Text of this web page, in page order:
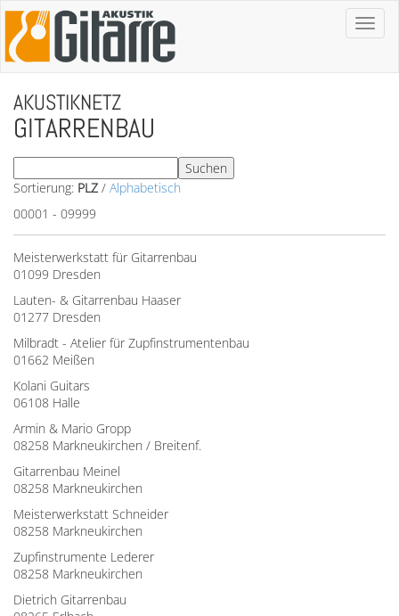
Toggle
AKUSTIKNETZ
GITARRENBAU
Sortierung: PLZ / Alphabetisch
00001 - 09999
Meisterwerkstatt für Gitarrenbau
01099 Dresden
Lauten- & Gitarrenbau Haaser
01277 Dresden
Milbradt - Atelier für Zupfinstrumentenbau
01662 Meißen
Kolani Guitars
06108 Halle
Armin & Mario Gropp
08258 Markneukirchen / Breitenf.
Gitarrenbau Meinel
08258 Markneukirchen
Meisterwerkstatt Schneider
08258 Markneukirchen
Zupfinstrumente Lederer
08258 Markneukirchen
Dietrich Gitarrenbau